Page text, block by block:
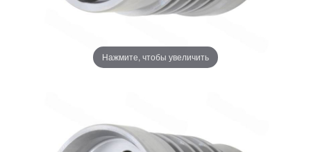
Нажмите, чтобы увеличить